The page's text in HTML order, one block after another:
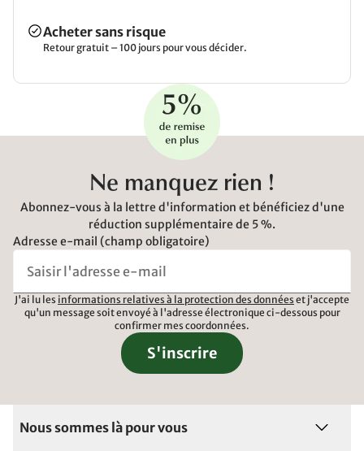
Acheter sans risque
Retour gratuit – 100 jours pour vous décider.
Ne manquez rien !
Abonnez-vous à la lettre d'information et bénéficiez d'une
réduction supplémentaire de 5 %.
Adresse e-mail (champ obligatoire)
J'ai lu les informations relatives à la protection des données et j'accepte
qu'un message soit envoyé à l'adresse électronique ci-dessous pour
confirmer mes coordonnées.
S'inscrire
Nous sommes là pour vous